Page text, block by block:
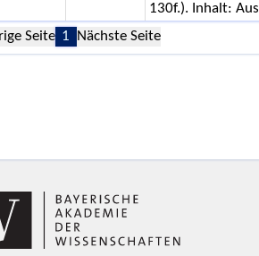
130f.). Inhalt:
Seite 1 Nächste Seite